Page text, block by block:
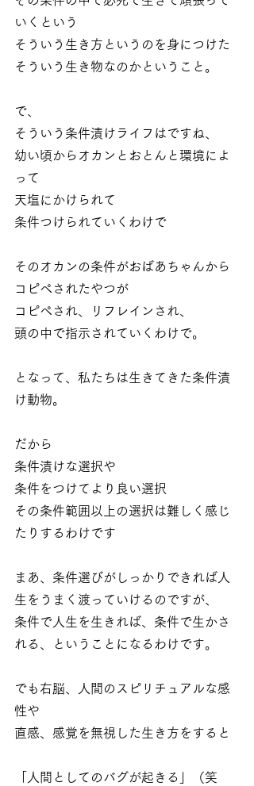
いくという
そういう生き方というのを身につけた
そういう生き物なのかということ。
で、
そういう条件漬けライフはですね、
幼い頃からオカンとおとんと環境によ
って
天塩にかけられて
条件つけられていくわけで
そのオカンの条件がおばあちゃんから
コピペされたやつが
コピペされ、リフレインされ、
頭の中で指示されていくわけで。
となって、私たちは生きてきた条件漬
け動物。
だから
条件漬けな選択や
条件をつけてより良い選択
その条件範囲以上の選択は難しく感じ
たりするわけです
まあ、条件選びがしっかりできれば人
生をうまく渡っていけるのですが、
条件で人生を生きれば、条件で生かさ
れる、ということになるわけです。
でも右脳、人間のスピリチュアルな感
性や
直感、感覚を無視した生き方をすると
「人間としてのバグが起きる」（笑